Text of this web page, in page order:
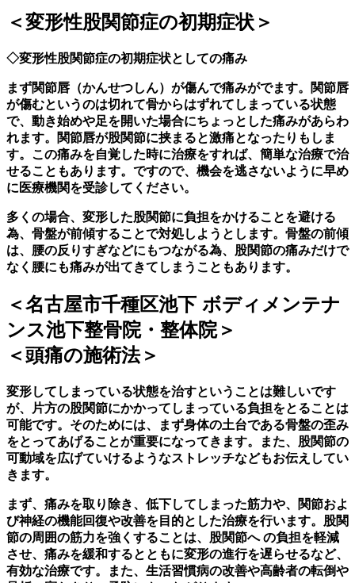
＜変形性股関節症の初期症状＞
◇変形性股関節症の初期症状としての痛み
まず関節唇（かんせつしん）が傷んで痛みがでます。関節唇
が傷むというのは切れて骨からはずれてしまっている状態
で、動き始めや足を開いた場合にちょっとした痛みがあらわ
れます。関節唇が股関節に挟まると激痛となったりもしま
す。この痛みを自覚した時に治療をすれば、簡単な治療で治
せることもあります。ですので、機会を逃さないように早め
に医療機関を受診してください。
多くの場合、変形した股関節に負担をかけることを避ける
為、骨盤が前傾することで対処しようとします。骨盤の前傾
は、腰の反りすぎなどにもつながる為、股関節の痛みだけで
なく腰にも痛みが出てきてしまうこともあります。
＜名古屋市千種区池下 ボディメンテナ
ンス池下整骨院・整体院＞
＜頭痛の施術法＞
変形してしまっている状態を治すということは難しいです
が、片方の股関節にかかってしまっている負担をとることは
可能です。そのためには、まず身体の土台である骨盤の歪み
をとってあげることが重要になってきます。また、股関節の
可動域を広げていけるようなストレッチなどもお伝えしてい
きます。
まず、痛みを取り除き、低下してしまった筋力や、関節およ
び神経の機能回復や改善を目的とした治療を行います。股関
節の周囲の筋力を強くすることは、股関節へ の負担を軽減
させ、痛みを緩和するとともに変形の進行を遅らせるなど、
有効な治療です。また、生活習慣病の改善や高齢者の転倒や